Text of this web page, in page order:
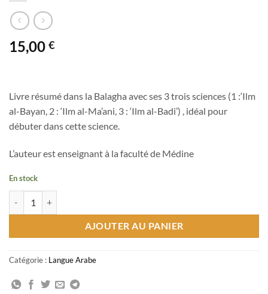
15,00 €
Livre résumé dans la Balagha avec ses 3 trois sciences (1 :‘Ilm
al-Bayan, 2 : ‘Ilm al-Ma’ani, 3 : ‘Ilm al-Badi’) , idéal pour
débuter dans cette science.
L’auteur est enseignant à la faculté de Médine
En stock
AJOUTER AU PANIER
Catégorie : Langue Arabe